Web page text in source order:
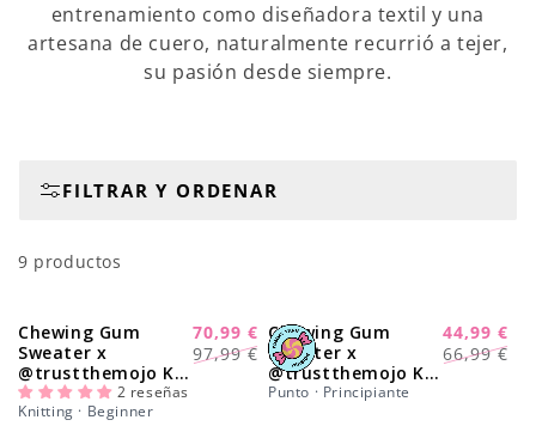
c
entrenamiento como diseñadora textil y una
artesana de cuero, naturalmente recurrió a tejer,
su pasión desde siempre.
FILTRAR Y ORDENAR
9 productos
-28%
Chewing Gum
Sweater x
@trustthemojo Kit
- Yummy Yarn Fine
Version
Precio
habitual
97,99 €
Precio
70,99 €
2 reseñas
Knitting · Beginner
-27%
Chewing Gum
Sweater x
@trustthemojo Kit
- Oferta del mes
Precio
66,99 €
Precio
44,99 €
Punto · Principiante